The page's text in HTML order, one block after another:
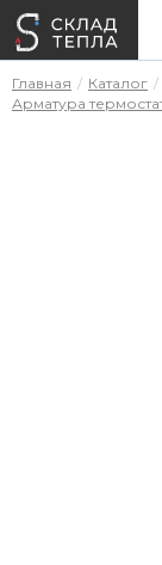
Главная Каталог
Арматура